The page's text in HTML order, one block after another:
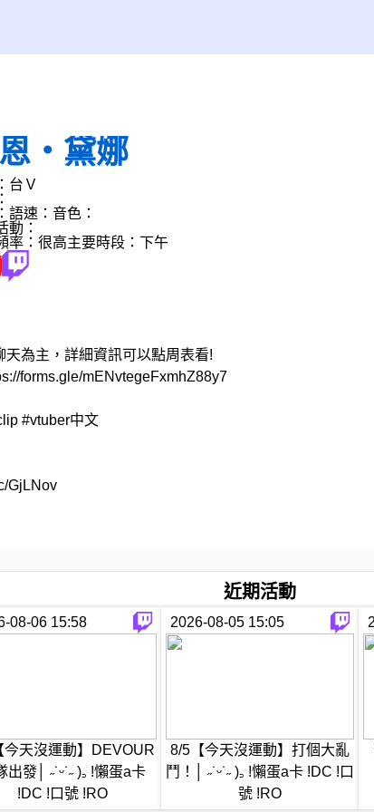
‧黛娜
台Ｖ
語速： 音色：
動：
率：很高主要時段：下午
為主，詳細資訊可以點周表看!
forms.gle/mENvtegeFxmhZ88y7
#vtuber中文
GjLNov
venomdinah
venomdinah/
近期活動
08-06 15:58
今天沒運動】DEVOUR
出發│ ˶˙ᵕ˙˶ )꜆ !懶蛋a卡
!DC !口號 !RO
2026-08-05 15:05
8/5【今天沒運動】打個大亂
鬥！│ ˶˙ᵕ˙˶ )꜆ !懶蛋a卡 !DC !口
號 !RO